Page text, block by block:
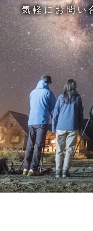
気軽にお問い